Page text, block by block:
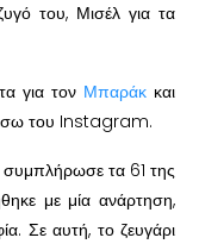
του, Μισέλ για τα
για τον Μπαράκκαι
του Instagram.
συμπλήρωσε τα 61 της
με μία ανάρτηση,
Σε αυτή, το ζευγάρι